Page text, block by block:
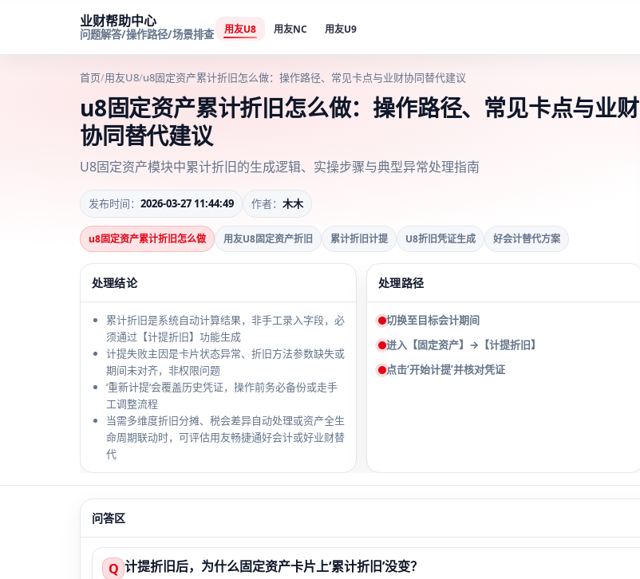
业财帮助中心
问题解答/操作路径/场景排查 用友U8 用友NC 用友U9
首页/用友U8/u8固定资产累计折旧怎么做：操作路径、常见卡点与业财协同替代建议
u8固定资产累计折旧怎么做：操作路径、常见卡点与业财
协同替代建议
U8固定资产模块中累计折旧的生成逻辑、实操步骤与典型异常处理指南
发布时间： 2026-03-27 11:44:49 作者： 木木
u8固定资产累计折旧怎么做 用友U8固定资产折旧 累计折旧计提 U8折旧凭证生成 好会计替代方案
处理结论
累计折旧是系统自动计算结果，非手工录入字段，必
须通过【计提折旧】功能生成
计提失败主因是卡片状态异常、折旧方法参数缺失或
期间未对齐，非权限问题
‘重新计提’会覆盖历史凭证，操作前务必备份或走手
工调整流程
当需多维度折旧分摊、税会差异自动处理或资产全生
命周期联动时，可评估用友畅捷通好会计或好业财替
代
处理路径
切换至目标会计期间
进入【固定资产】→【计提折旧】
点击‘开始计提’并核对凭证
问答区
Q 计提折旧后，为什么固定资产卡片上‘累计折旧’没变？